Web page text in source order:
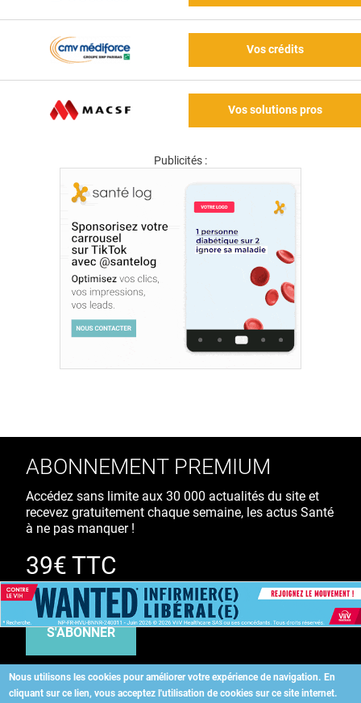
Vos crédits
Vos solutions pros
Publicités :
Nous utilisons les cookies pour améliorer votre expérience de navigation. En
cliquant sur ce lien, vous acceptez l'utilisation de cookies sur ce site internet.
ABONNEMENT PREMIUM
Accédez sans limite aux 30 000 actualités du site et
recevez gratuitement chaque semaine, les actus Santé
à ne pas manquer !
39€ TTC
/ an
S'ABONNER